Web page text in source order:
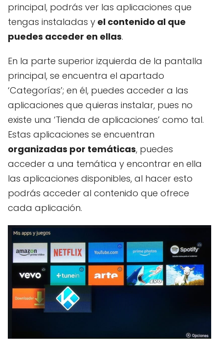
principal, podrás ver las aplicaciones que
tengas instaladas y el contenido al que
puedes acceder en ellas.
En la parte superior izquierda de la pantalla
principal, se encuentra el apartado
‘Categorías’; en él, puedes acceder a las
aplicaciones que quieras instalar, pues no
existe una ‘Tienda de aplicaciones’ como tal.
Estas aplicaciones se encuentran
organizadas por temáticas, puedes
acceder a una temática y encontrar en ella
las aplicaciones disponibles, al hacer esto
podrás acceder al contenido que ofrece
cada aplicación.